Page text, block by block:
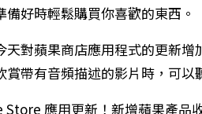
備好時輕鬆購買你喜歡的東西。
天對蘋果商店應用程式的更新
賞帶有音頻描述的影片時，可以